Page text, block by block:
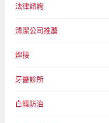
法律諮詢
清潔公司推薦
焊接
牙醫診所
白蟻防治